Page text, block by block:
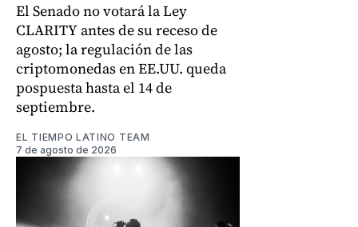
El Senado no votará la Ley
CLARITY antes de su receso de
agosto; la regulación de las
criptomonedas en EE.UU. queda
pospuesta hasta el 14 de
septiembre.
EL TIEMPO LATINO TEAM
7 de agosto de 2026